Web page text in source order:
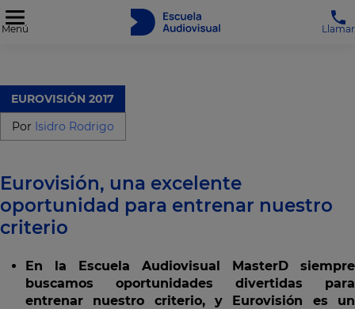
Menú Llamar
EUROVISIÓN 2017
Por Isidro Rodrigo
Eurovisión, una excelente
oportunidad para entrenar nuestro
criterio
En la Escuela Audiovisual MasterD siempre
buscamos oportunidades divertidas para
entrenar nuestro criterio, y Eurovisión es un